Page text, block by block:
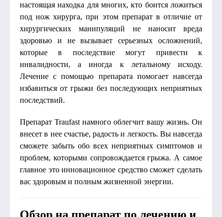
настоящая находка для многих, кто боится ложиться
под нож хирурга, при этом препарат в отличие от
хирургических манипуляций не наносит вреда
здоровью и не вызывает серьезных осложнений,
которые в последствие могут привести к
инвалидности, а иногда к летальному исходу.
Лечение с помощью препарата помогает навсегда
избавиться от грыжи без последующих неприятных
последствий.
Препарат Traufast намного облегчит вашу жизнь. Он
внесет в нее счастье, радость и легкость. Вы навсегда
сможете забыть обо всех неприятных симптомов и
проблем, которыми сопровождается грыжа. А самое
главное это инновационное средство сможет сделать
вас здоровым и полным жизненной энергии.